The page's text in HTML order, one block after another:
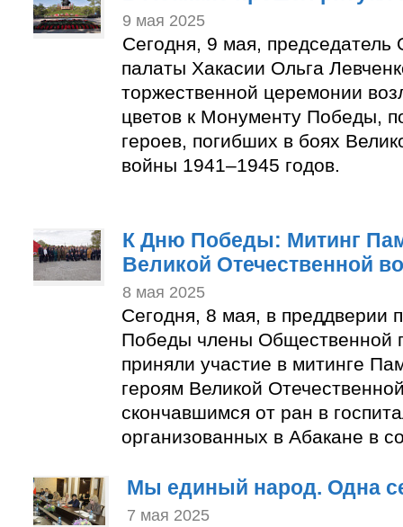
9 мая 2025
Сегодня, 9 мая,
палаты Хакасии Ольга
торжественной церемонии
цветов к Монументу Победы,
героев, погибших в боях
войны 1941–1945 годов.
К Дню Победы: Митинг
Великой Отечественной
8 мая 2025
Сегодня, 8 мая, в преддверии
Победы члены Общественной
приняли участие в митинге
героям Великой
скончавшимся от ран в
организованных в Абакане в
Мы единый народ. Одна
7 мая 2025